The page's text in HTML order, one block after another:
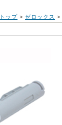
ップ > ゼロックス >